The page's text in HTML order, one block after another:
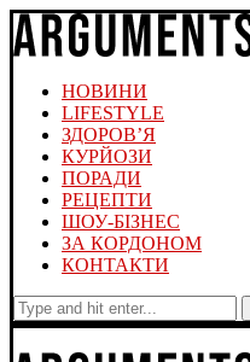
НОВИНИ
LIFESTYLE
ЗДОРОВ’Я
КУРЙОЗИ
ПОРАДИ
РЕЦЕПТИ
ШОУ-БІЗНЕС
ЗА КОРДОНОМ
КОНТАКТИ